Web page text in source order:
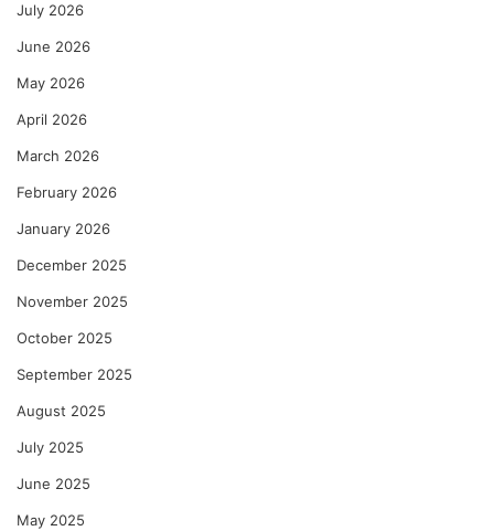
July 2026
June 2026
May 2026
April 2026
March 2026
February 2026
January 2026
December 2025
November 2025
October 2025
September 2025
August 2025
July 2025
June 2025
May 2025